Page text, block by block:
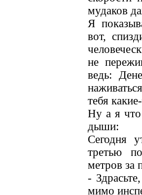
мудаков
Я
вот,
не
ведь:
тебя
Ну а я
дыши:
Сегодня
третью
метров за
-
мимо